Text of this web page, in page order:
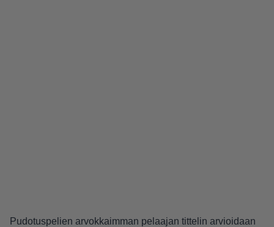
Pudotuspelien arvokkaimman pelaajan tittelin arvioidaan